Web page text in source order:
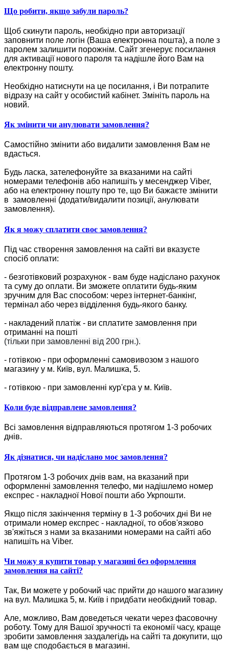
Що робити, якщо забули пароль?
Щоб скинути пароль, необхідно при авторизації
заповнити поле логін (Ваша електронна пошта), а поле з
паролем залишити порожнім. Сайт згенерує посилання
для активації нового пароля та надішле його Вам на
електронну пошту.
Необхідно натиснути на це посилання, і Ви потрапите
відразу на сайт у особистий кабінет. Змініть пароль на
новий.
Як змінити чи анулювати замовлення?
Самостійно змінити або видалити замовлення Вам не
вдасться.
Будь ласка, зателефонуйте за вказаними на сайті
номерами телефонів або напишіть у месенджер Viber,
або на електронну пошту про те, що Ви бажаєте змінити
в замовленні (додати/видалити позиції, анулювати
замовлення).
Як я можу сплатити своє замовлення?
Під час створення замовлення на сайті ви вказуєте
спосіб оплати:
- безготівковий розрахунок - вам буде надіслано рахунок
та суму до оплати. Ви зможете оплатити будь-яким
зручним для Вас способом: через інтернет-банкінг,
термінал або через відділення будь-якого банку.
- накладений платіж - ви сплатите замовлення при
отриманні на пошті
(тільки при замовленні від 200 грн.).
- готівкою - при оформленні самовивозом з нашого
магазину у м. Київ, вул. Малишка, 5.
- готівкою - при замовленні кур'єра у м. Київ.
Коли буде відправлене замовлення?
Всі замовлення відправляються протягом 1-3 робочих
днів.
Як дізнатися, чи надіслано моє замовлення?
Протягом 1-3 робочих днів вам, на вказаний при
оформленні замовлення телефо, ми надішлемо номер
експрес - накладної Нової пошти або Укрпошти.
Якщо після закінчення терміну в 1-3 робочих дні Ви не
отримали номер експрес - накладної, то обов'язково
зв'яжіться з нами за вказаними номерами на сайті або
напишіть на Viber.
Чи можу я купити товар у магазині без оформлення
замовлення на сайті?
Так, Ви можете у робочий час прийти до нашого магазину
на вул. Малишка 5, м. Київ і придбати необхідний товар.
Але, можливо, Вам доведеться чекати через фасовочну
роботу. Тому для Вашої зручності та економії часу, краще
зробити замовлення заздалегідь на сайті та докупити, що
вам ще сподобається в магазині.